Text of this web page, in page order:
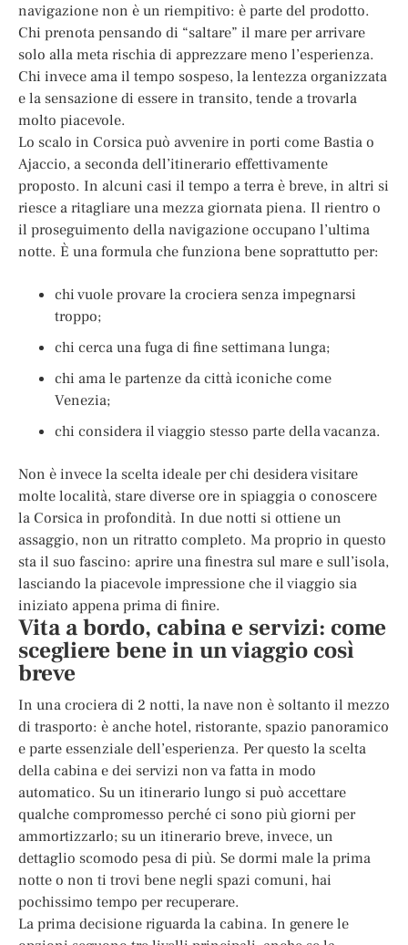
navigazione non è un riempitivo: è parte del prodotto.
Chi prenota pensando di “saltare” il mare per arrivare
solo alla meta rischia di apprezzare meno l’esperienza.
Chi invece ama il tempo sospeso, la lentezza organizzata
e la sensazione di essere in transito, tende a trovarla
molto piacevole.
Lo scalo in Corsica può avvenire in porti come Bastia o
Ajaccio, a seconda dell’itinerario effettivamente
proposto. In alcuni casi il tempo a terra è breve, in altri si
riesce a ritagliare una mezza giornata piena. Il rientro o
il proseguimento della navigazione occupano l’ultima
notte. È una formula che funziona bene soprattutto per:
chi vuole provare la crociera senza impegnarsi
troppo;
chi cerca una fuga di fine settimana lunga;
chi ama le partenze da città iconiche come
Venezia;
chi considera il viaggio stesso parte della vacanza.
Non è invece la scelta ideale per chi desidera visitare
molte località, stare diverse ore in spiaggia o conoscere
la Corsica in profondità. In due notti si ottiene un
assaggio, non un ritratto completo. Ma proprio in questo
sta il suo fascino: aprire una finestra sul mare e sull’isola,
lasciando la piacevole impressione che il viaggio sia
iniziato appena prima di finire.
Vita a bordo, cabina e servizi: come
scegliere bene in un viaggio così
breve
In una crociera di 2 notti, la nave non è soltanto il mezzo
di trasporto: è anche hotel, ristorante, spazio panoramico
e parte essenziale dell’esperienza. Per questo la scelta
della cabina e dei servizi non va fatta in modo
automatico. Su un itinerario lungo si può accettare
qualche compromesso perché ci sono più giorni per
ammortizzarlo; su un itinerario breve, invece, un
dettaglio scomodo pesa di più. Se dormi male la prima
notte o non ti trovi bene negli spazi comuni, hai
pochissimo tempo per recuperare.
La prima decisione riguarda la cabina. In genere le